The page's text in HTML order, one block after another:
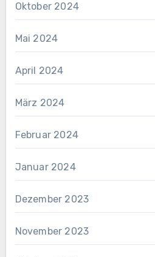
Oktober 2024
Mai 2024
April 2024
März 2024
Februar 2024
Januar 2024
Dezember 2023
November 2023